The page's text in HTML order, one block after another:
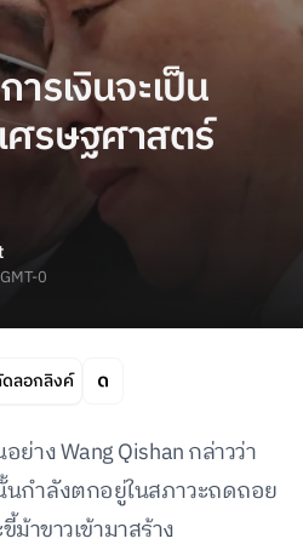
ารเงินจะเป็น
ศรษฐศาสตร์
0
ลอกลิงค์
าง Wang Qishan กล่าวว่า
กำลังตกอยู่ในสภาวะถดถอย
ม้าขาวเข้ามาสร้าง